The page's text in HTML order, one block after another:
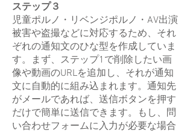
ステップ３
児童ポルノ・リベンジポルノ・ AV出演
被害や盗撮などに対応するため、それ
ぞれの通知文のひな型を作成していま
す。まず、ステップ1で削除したい画
像や動画のURLを追加し、それが通知
文に自動的に組み込まれます。通知先
がメールであれば、送信ボタンを押す
だけで簡単に送信できます。もし、問
い合わせフォームに入力が必要な場合